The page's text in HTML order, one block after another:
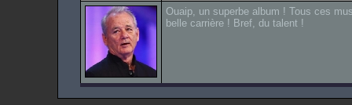
Ouaip, un superbe album ! Tous ces
belle carrière ! Bref, du talent !